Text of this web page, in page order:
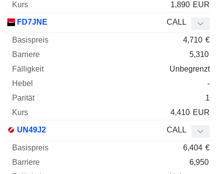
1,890 EUR
FD7JNE CALL
4,710 €
5,310
Unbegrenzt
-
1
4,410 EUR
UN49J2 CALL
6,404 €
6,950